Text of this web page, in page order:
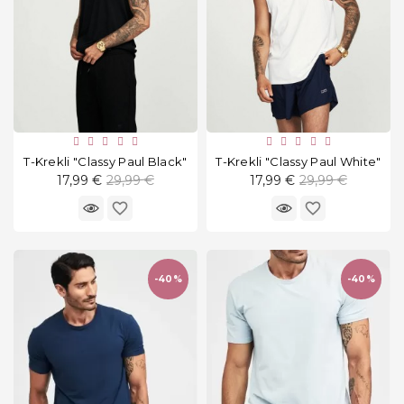
T-Krekli "Classy Paul Black"
17,99 € Standarta
cena
29,99 €
favorite_border
T-Krekli "Classy Paul White"
17,99 € Standarta
cena
29,99 €
favorite_border
-40% -40%